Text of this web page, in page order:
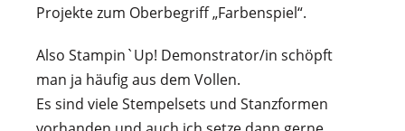
Projekte zum Oberbegriff „Farbenspiel“.
Also Stampin`Up! Demonstrator/in schöpft
man ja häufig aus dem Vollen.
Es sind viele Stempelsets und Stanzformen